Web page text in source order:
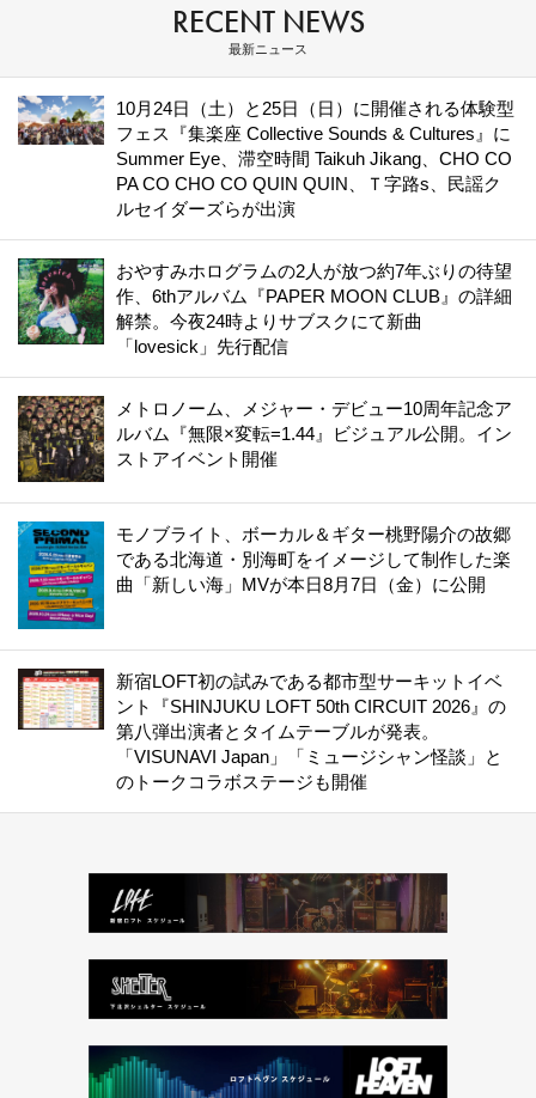
RECENT NEWS
最新ニュース
10月24日（土）と25日（日）に開催される体験型
フェス『集楽座 Collective Sounds & Cultures』に
Summer Eye、滞空時間 Taikuh Jikang、CHO CO
PA CO CHO CO QUIN QUIN、Ｔ字路s、民謡ク
ルセイダーズらが出演
おやすみホログラムの2人が放つ約7年ぶりの待望
作、6thアルバム『PAPER MOON CLUB』の詳細
解禁。今夜24時よりサブスクにて新曲
「lovesick」先行配信
メトロノーム、メジャー・デビュー10周年記念ア
ルバム『無限×変転=1.44』ビジュアル公開。イン
ストアイベント開催
モノブライト、ボーカル＆ギター桃野陽介の故郷
である北海道・別海町をイメージして制作した楽
曲「新しい海」MVが本日8月7日（金）に公開
新宿LOFT初の試みである都市型サーキットイベ
ント『SHINJUKU LOFT 50th CIRCUIT 2026』の
第八弾出演者とタイムテーブルが発表。
「VISUNAVI Japan」「ミュージシャン怪談」と
のトークコラボステージも開催